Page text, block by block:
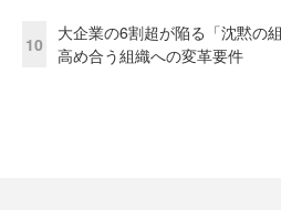
10
大企業の6割超が陥る「沈黙の
高め合う組織への変革要件